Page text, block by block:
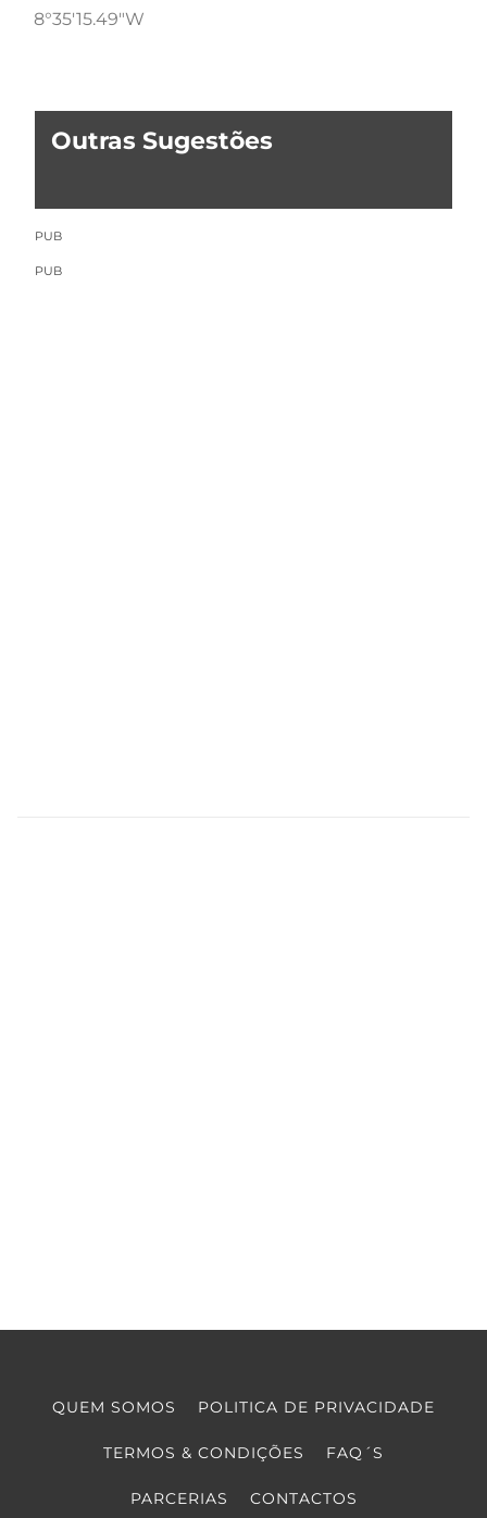
8°35'15.49"W
Outras Sugestões
PUB
PUB
QUEM SOMOS POLITICA DE PRIVACIDADE
TERMOS & CONDIÇÕES FAQ´S
PARCERIAS CONTACTOS